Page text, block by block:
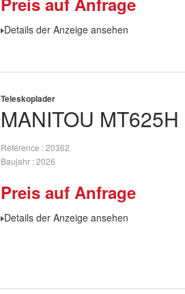
Details der Anzeige ansehen
MANITOU MT625H
Teleskoplader
Référence 20362
Baujahr 2026
Preis auf Anfrage
Details der Anzeige ansehen